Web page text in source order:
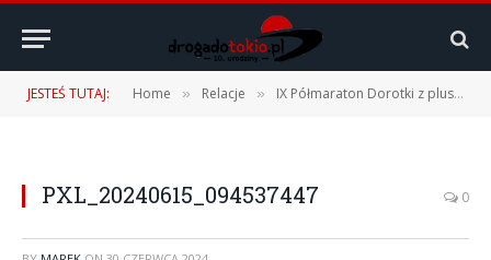
JESTEŚ TUTAJ: Home » Relacje » IX Półmaraton Dorotki z plusem – 15.06.2024 r.
PXL_20240615_094537447 0